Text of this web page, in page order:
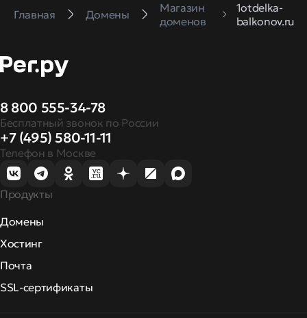
Главная Домены
Магазин
доменов
1otdelka-
balkonov.ru
8 800 555-34-78
Бесплатный звонок по России
+7 (495) 580-11-11
Телефон в Москве
Продукты
Домены
Хостинг
Почта
SSL-сертификаты